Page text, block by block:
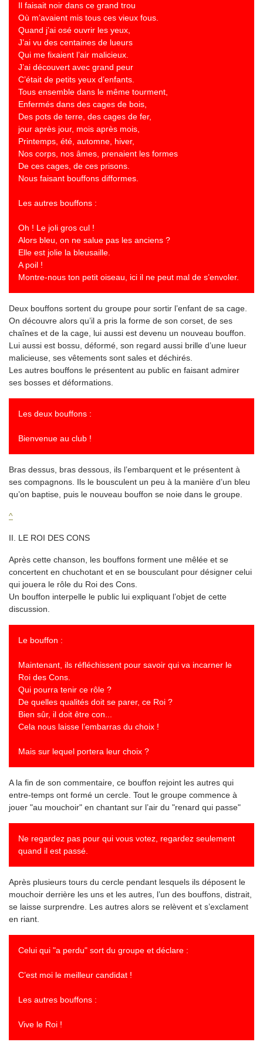
Il faisait noir dans ce grand trou
Où m’avaient mis tous ces vieux fous.
Quand j’ai osé ouvrir les yeux,
J’ai vu des centaines de lueurs
Qui me fixaient l’air malicieux.
J’ai découvert avec grand peur
C’était de petits yeux d’enfants.
Tous ensemble dans le même tourment,
Enfermés dans des cages de bois,
Des pots de terre, des cages de fer,
jour après jour, mois après mois,
Printemps, été, automne, hiver,
Nos corps, nos âmes, prenaient les formes
De ces cages, de ces prisons.
Nous faisant bouffons difformes.
Les autres bouffons :
Oh ! Le joli gros cul !
Alors bleu, on ne salue pas les anciens ?
Elle est jolie la bleusaille.
A poil !
Montre-nous ton petit oiseau, ici il ne peut mal de s’envoler.
Deux bouffons sortent du groupe pour sortir l’enfant de sa cage.
On découvre alors qu’il a pris la forme de son corset, de ses
chaînes et de la cage, lui aussi est devenu un nouveau bouffon.
Lui aussi est bossu, déformé, son regard aussi brille d’une lueur
malicieuse, ses vêtements sont sales et déchirés.
Les autres bouffons le présentent au public en faisant admirer
ses bosses et déformations.
Les deux bouffons :
Bienvenue au club !
Bras dessus, bras dessous, ils l’embarquent et le présentent à
ses compagnons. Ils le bousculent un peu à la manière d’un bleu
qu’on baptise, puis le nouveau bouffon se noie dans le groupe.
^
II. LE ROI DES CONS
Après cette chanson, les bouffons forment une mêlée et se
concertent en chuchotant et en se bousculant pour désigner celui
qui jouera le rôle du Roi des Cons.
Un bouffon interpelle le public lui expliquant l’objet de cette
discussion.
Le bouffon :
Maintenant, ils réfléchissent pour savoir qui va incarner le
Roi des Cons.
Qui pourra tenir ce rôle ?
De quelles qualités doit se parer, ce Roi ?
Bien sûr, il doit être con...
Cela nous laisse l’embarras du choix !
Mais sur lequel portera leur choix ?
A la fin de son commentaire, ce bouffon rejoint les autres qui
entre-temps ont formé un cercle. Tout le groupe commence à
jouer "au mouchoir" en chantant sur l’air du "renard qui passe"
Ne regardez pas pour qui vous votez, regardez seulement
quand il est passé.
Après plusieurs tours du cercle pendant lesquels ils déposent le
mouchoir derrière les uns et les autres, l’un des bouffons, distrait,
se laisse surprendre. Les autres alors se relèvent et s’exclament
en riant.
Celui qui "a perdu" sort du groupe et déclare :
C’est moi le meilleur candidat !
Les autres bouffons :
Vive le Roi !